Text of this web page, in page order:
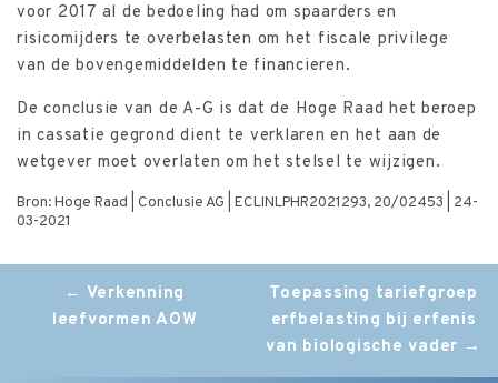
voor 2017 al de bedoeling had om spaarders en
risicomijders te overbelasten om het fiscale privilege
van de bovengemiddelden te financieren.
De conclusie van de A-G is dat de Hoge Raad het beroep
in cassatie gegrond dient te verklaren en het aan de
wetgever moet overlaten om het stelsel te wijzigen.
Bron: Hoge Raad | Conclusie AG | ECLINLPHR2021293, 20/02453 | 24-
03-2021
Post
navigation
← Verkenning
leefvormen AOW
Toepassing tariefgroep
erfbelasting bij erfenis
van biologische vader →